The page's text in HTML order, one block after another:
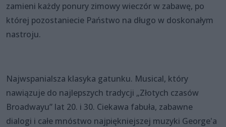
zamieni każdy ponury zimowy wieczór w zabawę, po
której pozostaniecie Państwo na długo w doskonałym
nastroju.
Najwspanialsza klasyka gatunku. Musical, który
nawiązuje do najlepszych tradycji „Złotych czasów
Broadwayu” lat 20. i 30. Ciekawa fabuła, zabawne
dialogi i całe mnóstwo najpiękniejszej muzyki George'a